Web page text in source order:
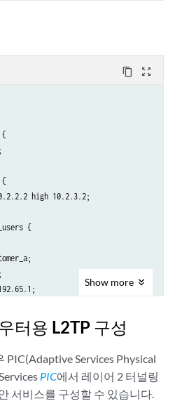
{
pap;
content_copy zoom_out_map
{
{
high 10.2.3.2;
{
{
Show more
터용 L2TP 구성
Services Physical
PIC에서 레이어 2 터널링
서비스를 구성할 수 있습니다.